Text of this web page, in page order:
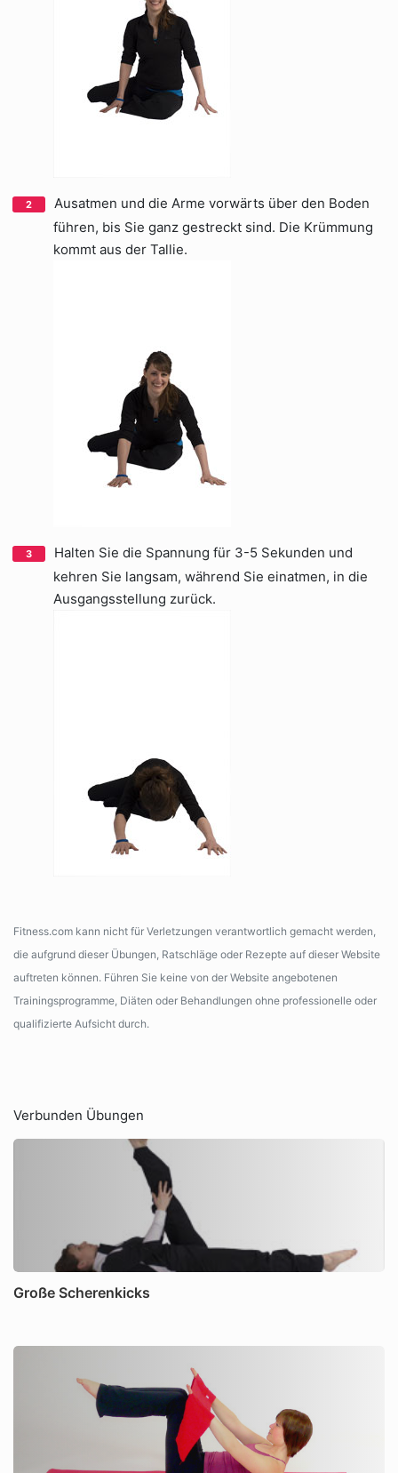
Ausatmen und die Arme vorwärts über den Boden
führen, bis Sie ganz gestreckt sind. Die Krümmung
kommt aus der Tallie.
Halten Sie die Spannung für 3-5 Sekunden und
kehren Sie langsam, während Sie einatmen, in die
Ausgangsstellung zurück.
Fitness.com kann nicht für Verletzungen verantwortlich gemacht werden,
die aufgrund dieser Übungen, Ratschläge oder Rezepte auf dieser Website
auftreten können. Führen Sie keine von der Website angebotenen
Trainingsprogramme, Diäten oder Behandlungen ohne professionelle oder
qualifizierte Aufsicht durch.
Verbunden Übungen
Große Scherenkicks